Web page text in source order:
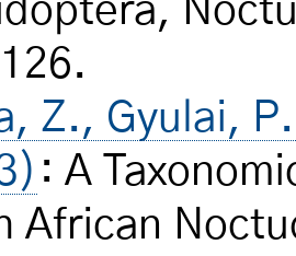
Z., Gyulai,
: A
African